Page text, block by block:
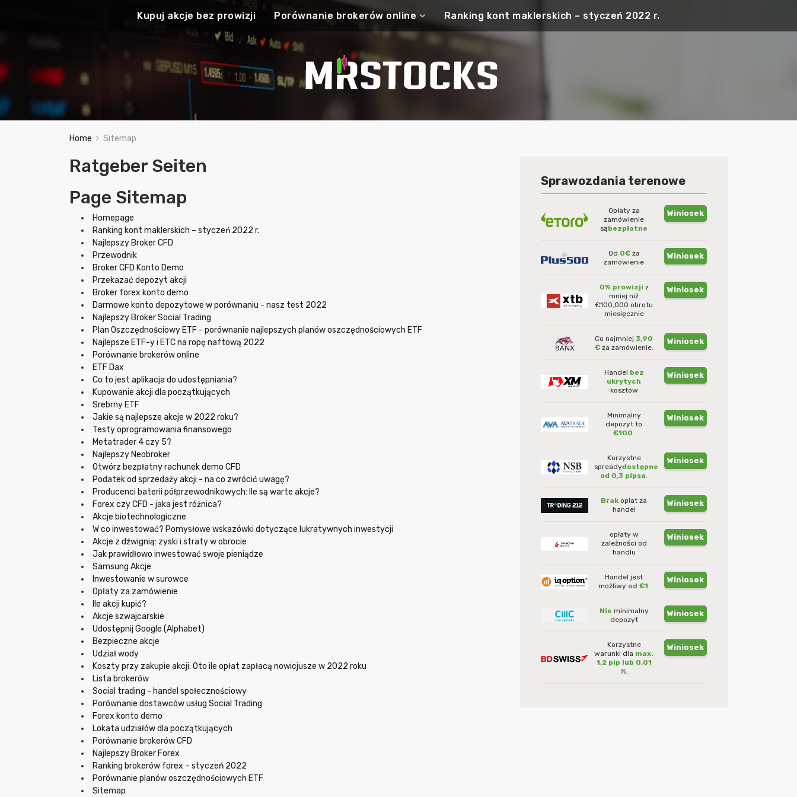
Kupuj akcje bez prowizji Porównanie brokerów online Ranking kont maklerskich – styczeń 2022 r.
Home Sitemap
Ratgeber Seiten
Page Sitemap
Homepage
Ranking kont maklerskich – styczeń 2022 r.
Najlepszy Broker CFD
Przewodnik
Broker CFD Konto Demo
Przekazać depozyt akcji
Broker forex konto demo
Darmowe konto depozytowe w porównaniu - nasz test 2022
Najlepszy Broker Social Trading
Plan Oszczędnościowy ETF - porównanie najlepszych planów oszczędnościowych ETF
Najlepsze ETF-y i ETC na ropę naftową 2022
Porównanie brokerów online
ETF Dax
Co to jest aplikacja do udostępniania?
Kupowanie akcji dla początkujących
Srebrny ETF
Jakie są najlepsze akcje w 2022 roku?
Testy oprogramowania finansowego
Metatrader 4 czy 5?
Najlepszy Neobroker
Otwórz bezpłatny rachunek demo CFD
Podatek od sprzedaży akcji - na co zwrócić uwagę?
Producenci baterii półprzewodnikowych: Ile są warte akcje?
Forex czy CFD - jaka jest różnica?
Akcje biotechnologiczne
W co inwestować? Pomysłowe wskazówki dotyczące lukratywnych inwestycji
Akcje z dźwignią: zyski i straty w obrocie
Jak prawidłowo inwestować swoje pieniądze
Samsung Akcje
Inwestowanie w surowce
Opłaty za zamówienie
Ile akcji kupić?
Akcje szwajcarskie
Udostępnij Google (Alphabet)
Bezpieczne akcje
Udział wody
Koszty przy zakupie akcji: Oto ile opłat zapłacą nowicjusze w 2022 roku
Lista brokerów
Social trading - handel społecznościowy
Porównanie dostawców usług Social Trading
Forex konto demo
Lokata udziałów dla początkujących
Porównanie brokerów CFD
Najlepszy Broker Forex
Ranking brokerów forex – styczeń 2022
Porównanie planów oszczędnościowych ETF
Sitemap
Sprawozdania terenowe
Opłaty za
zamówienie
sąbezpłatne
Winiosek
Od 0€za
zamówienie
Winiosek
0% prowizji z
mniej niż
€100,000 obrotu
miesięcznie
Winiosek
Co najmniej 3,90
€za zamówienie.
Winiosek
Handel bez
ukrytych
kosztów
Winiosek
Minimalny
depozyt to
€100.
Winiosek
Korzystne
spreadydostępne
od 0,3 pipsa.
Winiosek
Brakopłat za
handel
Winiosek
opłaty w
zależności od
handlu
Winiosek
Handel jest
możliwy od €1.
Winiosek
Nie minimalny
depozyt
Winiosek
Korzystne
warunki dla max.
1,2 pip lub 0,01
%.
Winiosek